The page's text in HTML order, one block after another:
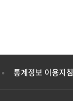
통계정보 이용지침